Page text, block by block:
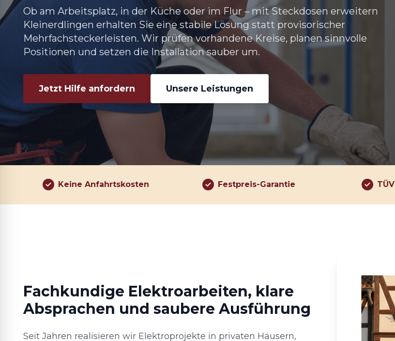
Ob am Arbeitsplatz, in der Küche oder im Flur – mit Steckdosen erweitern
Kleinerdlingen erhalten Sie eine stabile Lösung statt provisorischer
Mehrfachsteckerleisten. Wir prüfen vorhandene Kreise, planen sinnvolle
Positionen und setzen die Installation sauber um.
Jetzt Hilfe anfordern Unsere Leistungen
Keine Anfahrtskosten Festpreis-Garantie
Fachkundige Elektroarbeiten, klare
Absprachen und saubere Ausführung
Seit Jahren realisieren wir Elektroprojekte in privaten Häusern,